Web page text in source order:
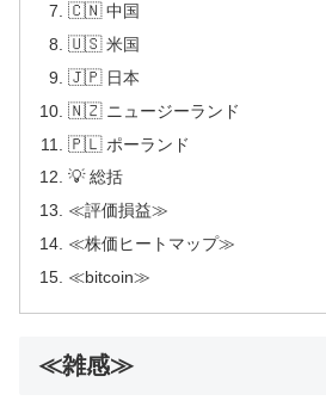
🇨🇳 中国
🇺🇸 米国
🇯🇵 日本
🇳🇿 ニュージーランド
🇵🇱 ポーランド
💡 総括
≪評価損益≫
≪株価ヒートマップ≫
≪bitcoin≫
≪雑感≫